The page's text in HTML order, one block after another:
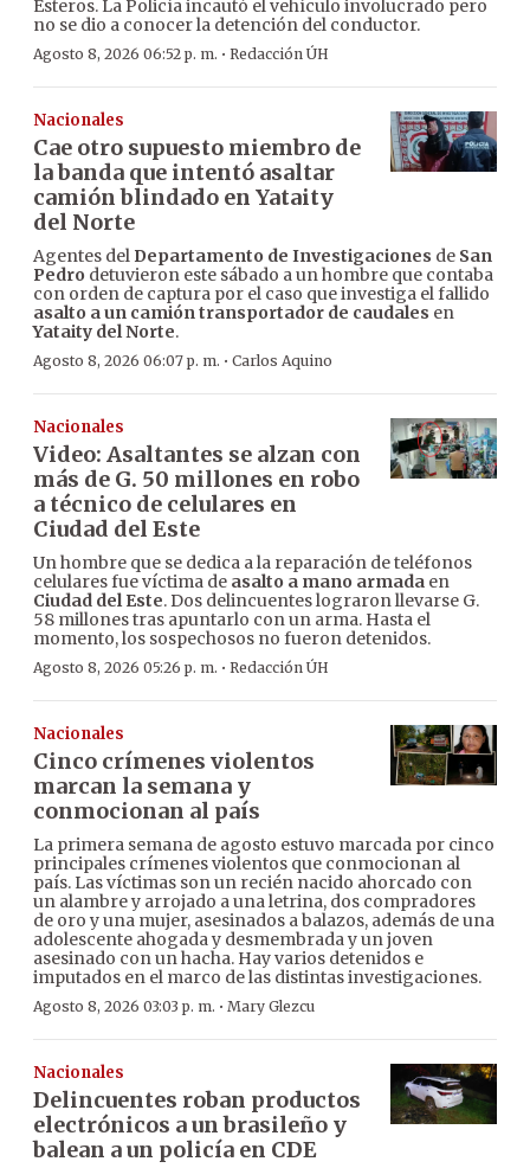
Esteros. La Policía incautó el vehículo involucrado pero
no se dio a conocer la detención del conductor.
Agosto 8, 2026 06:52 p. m. · Redacción ÚH
Nacionales
Cae otro supuesto miembro de
la banda que intentó asaltar
camión blindado en Yataity
del Norte
Agentes del Departamento de Investigaciones de San
Pedro detuvieron este sábado a un hombre que contaba
con orden de captura por el caso que investiga el fallido
asalto a un camión transportador de caudales en
Yataity del Norte.
Agosto 8, 2026 06:07 p. m. · Carlos Aquino
Nacionales
Video: Asaltantes se alzan con
más de G. 50 millones en robo
a técnico de celulares en
Ciudad del Este
Un hombre que se dedica a la reparación de teléfonos
celulares fue víctima de asalto a mano armada en
Ciudad del Este. Dos delincuentes lograron llevarse G.
58 millones tras apuntarlo con un arma. Hasta el
momento, los sospechosos no fueron detenidos.
Agosto 8, 2026 05:26 p. m. · Redacción ÚH
Nacionales
Cinco crímenes violentos
marcan la semana y
conmocionan al país
La primera semana de agosto estuvo marcada por cinco
principales crímenes violentos que conmocionan al
país. Las víctimas son un recién nacido ahorcado con
un alambre y arrojado a una letrina, dos compradores
de oro y una mujer, asesinados a balazos, además de una
adolescente ahogada y desmembrada y un joven
asesinado con un hacha. Hay varios detenidos e
imputados en el marco de las distintas investigaciones.
Agosto 8, 2026 03:03 p. m. · Mary Glezcu
Nacionales
Delincuentes roban productos
electrónicos a un brasileño y
balean a un policía en CDE